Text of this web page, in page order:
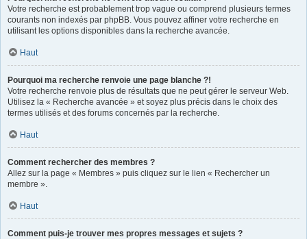
Votre recherche est probablement trop vague ou comprend plusieurs termes
courants non indexés par phpBB. Vous pouvez affiner votre recherche en
utilisant les options disponibles dans la recherche avancée.
Haut
Pourquoi ma recherche renvoie une page blanche ?!
Votre recherche renvoie plus de résultats que ne peut gérer le serveur Web.
Utilisez la « Recherche avancée » et soyez plus précis dans le choix des
termes utilisés et des forums concernés par la recherche.
Haut
Comment rechercher des membres ?
Allez sur la page « Membres » puis cliquez sur le lien « Rechercher un
membre ».
Haut
Comment puis-je trouver mes propres messages et sujets ?